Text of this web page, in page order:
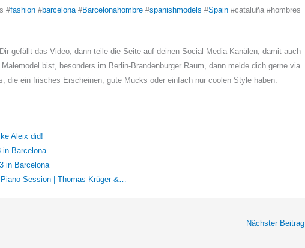
s #fashion #barcelona#Barcelonahombre #spanishmodels #Spain #cataluña #hombres
gefällt das Video, dann teile die Seite auf deinen Social Media Kanälen, damit auch
bist, besonders im Berlin-Brandenburger Raum, dann melde dich gerne via
die ein frisches Erscheinen, gute Mucks oder einfach nur coolen Style haben.
Aleix did!
in Barcelona
in Barcelona
Session | Thomas Krüger &…
Nächster Beitrag